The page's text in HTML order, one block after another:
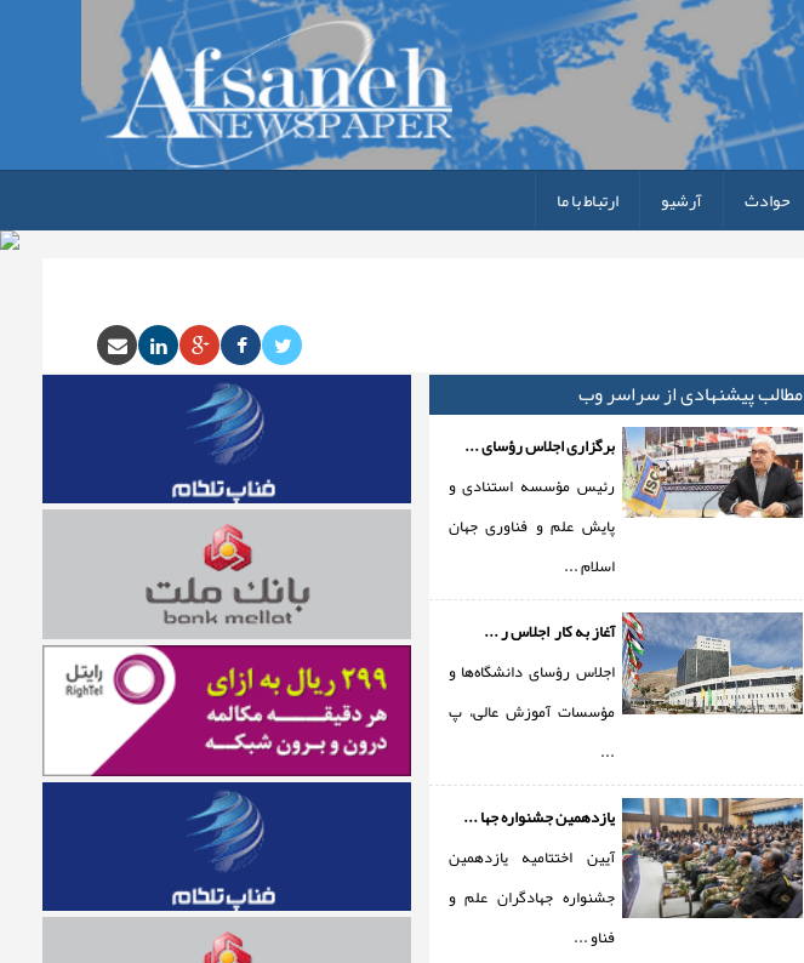
حوادث آرشیو ارتباط با ما
مطالب پیشنهادی از سراسر وب
برگزاری اجلاس رؤسای ...
رئیس مؤسسه استنادی و
پایش علم و فناوری جهان
اسلام ...
آغاز به کار اجلاس ر ...
اجلاس رؤسای دانشگاه‌ها و
مؤسسات آموزش عالی، پ
...
یازدهمین جشنواره جها ...
آیین اختتامیه یازدهمین
جشنواره جهادگران علم و
فناو ...